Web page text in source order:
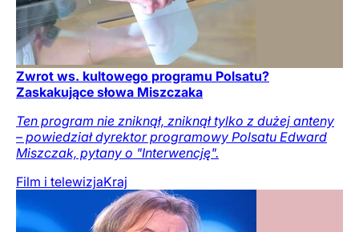
Zwrot ws. kultowego programu Polsatu?
Zaskakujące słowa Miszczaka
Ten program nie zniknął, zniknął tylko z dużej anteny
– powiedział dyrektor programowy Polsatu Edward
Miszczak, pytany o "Interwencję".
Film i telewizjaKraj